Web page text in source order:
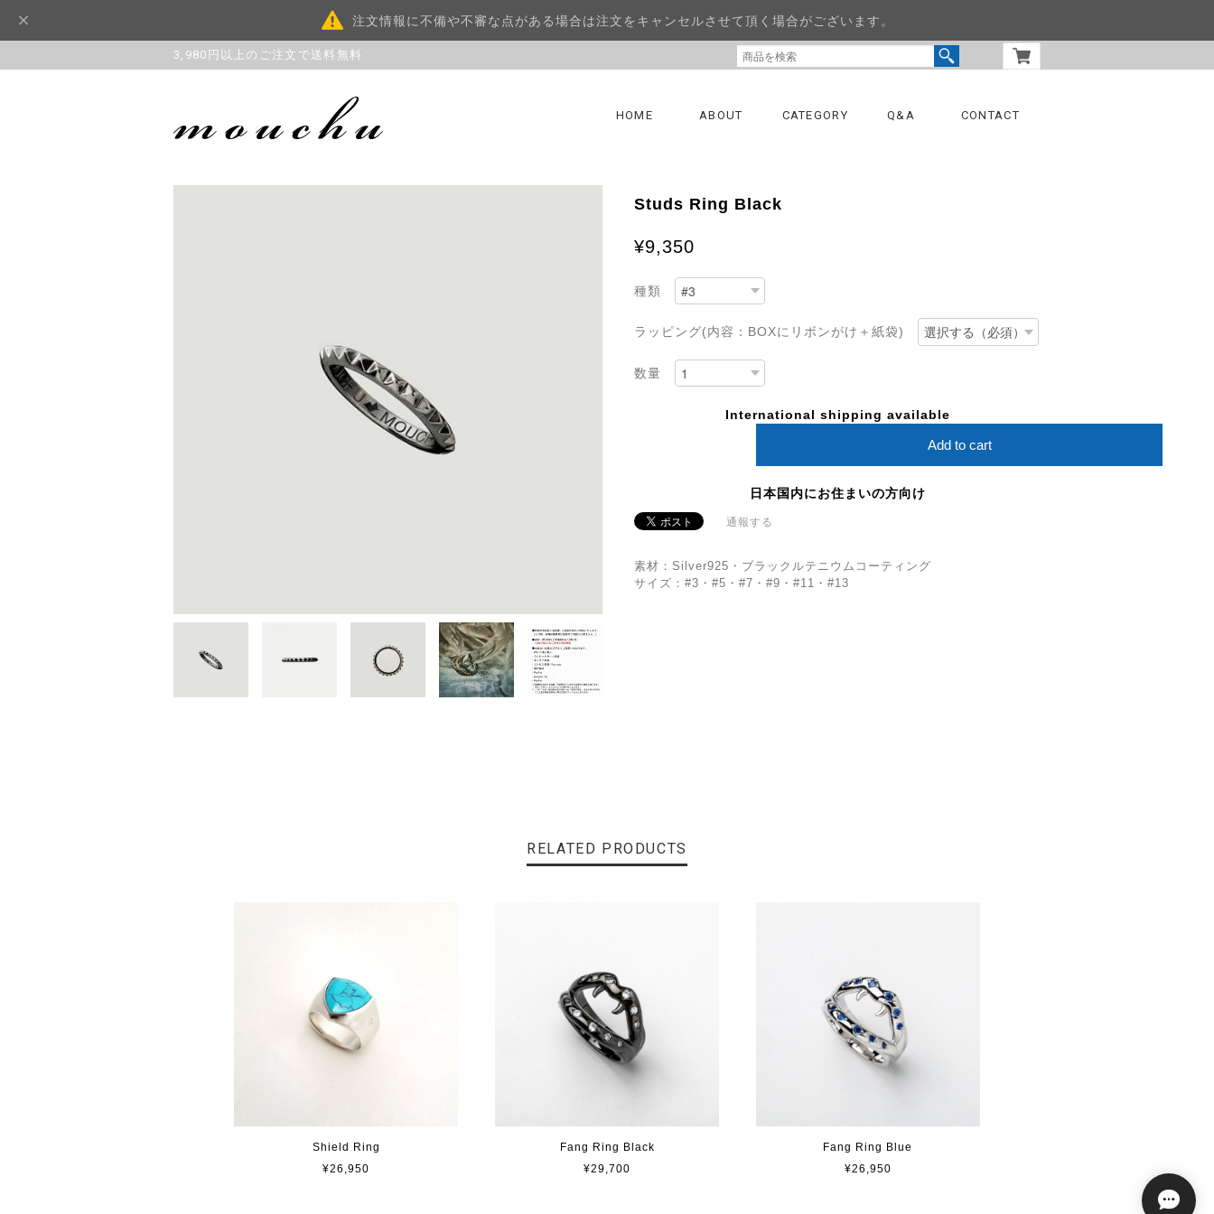
注文情報に不備や不審な点がある場合は注文をキャンセルさせて頂く場合がございます。
3,980円以上のご注文で送料無料
HOME ABOUT CATEGORY Q&A CONTACT
Studs Ring Black
¥9,350
種類
ラッピング(内容：BOXにリボンがけ＋紙袋)
数量
International shipping available
Add to cart
日本国内にお住まいの方向け
通報する
素材：Silver925・ブラックルテニウムコーティング
サイズ：#3・#5・#7・#9・#11・#13
RELATED PRODUCTS
Shield Ring
¥26,950
Fang Ring Black
¥29,700
Fang Ring Blue
¥26,950